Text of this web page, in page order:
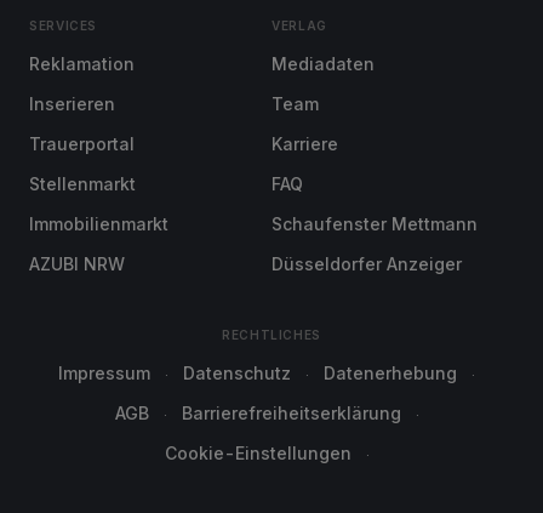
SERVICES
Reklamation
Inserieren
Trauerportal
Stellenmarkt
Immobilienmarkt
AZUBI NRW
VERLAG
Mediadaten
Team
Karriere
FAQ
Schaufenster Mettmann
Düsseldorfer Anzeiger
RECHTLICHES
Impressum Datenschutz
Datenerhebung
AGB
Barrierefreiheitserklärung
Cookie-Einstellungen